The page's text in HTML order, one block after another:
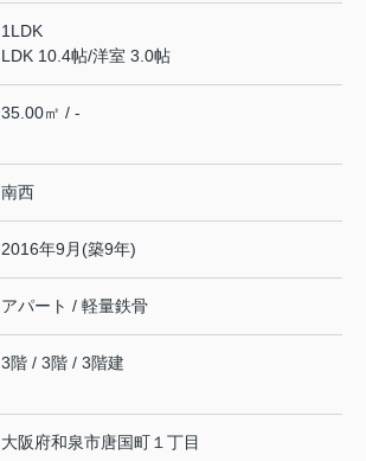
1LDK
LDK 10.4帖/洋室 3.0帖
35.00㎡ / -
南西
2016年9月(築9年)
アパート / 軽量鉄骨
3階 / 3階 / 3階建
大阪府和泉市唐国町 １丁目